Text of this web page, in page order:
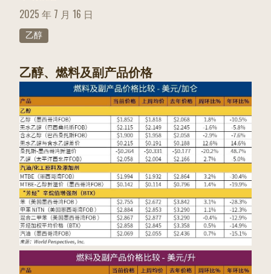
POSTED
2025 年 7 月 16 日
乙醇
乙醇、燃料及副产品价格